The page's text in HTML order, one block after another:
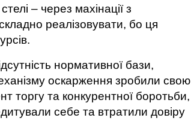
– через махінації з
реалізовувати, бо ця
нормативної бази,
оскарження зробили свою
торгу та конкурентної боротьби,
себе та втратили довіру